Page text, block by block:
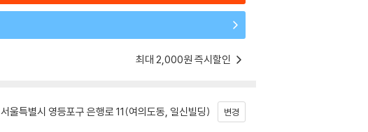
최대 2,000원 즉시할인
서울특별시 영등포구 은행로 11(여의도동, 일신빌딩) 변경